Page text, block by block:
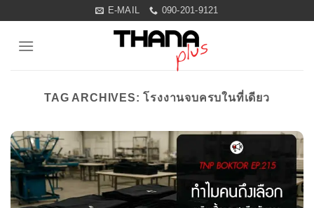
content
E-MAIL 090-201-9121
TAG ARCHIVES:โรงงานจบครบในที่เดียว